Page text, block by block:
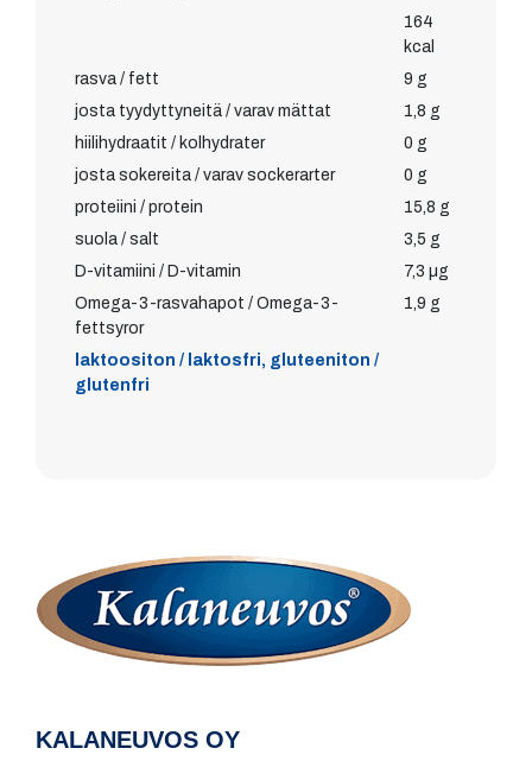
164
kcal
rasva / fett
9 g
josta tyydyttyneitä / varav mättat
1,8 g
hiilihydraatit / kolhydrater
0 g
josta sokereita / varav sockerarter
0 g
proteiini / protein
15,8 g
suola / salt
3,5 g
D-vitamiini / D-vitamin
7,3 µg
Omega-3-rasvahapot / Omega-3-
fettsyror
1,9 g
laktoositon / laktosfri, gluteeniton /
glutenfri
KALANEUVOS OY